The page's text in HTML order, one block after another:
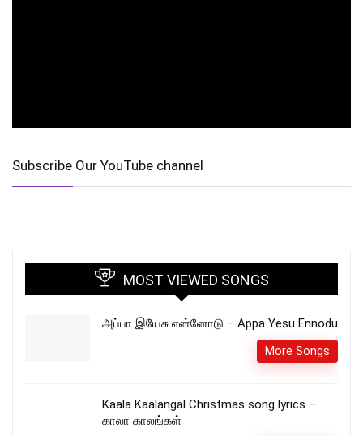
Subscribe Our YouTube channel
MOST VIEWED SONGS
அப்பா இயேசு என்னோடு – Appa Yesu Ennodu
More Songs
Kaala Kaalangal Christmas song lyrics –
காலா காலங்கள்